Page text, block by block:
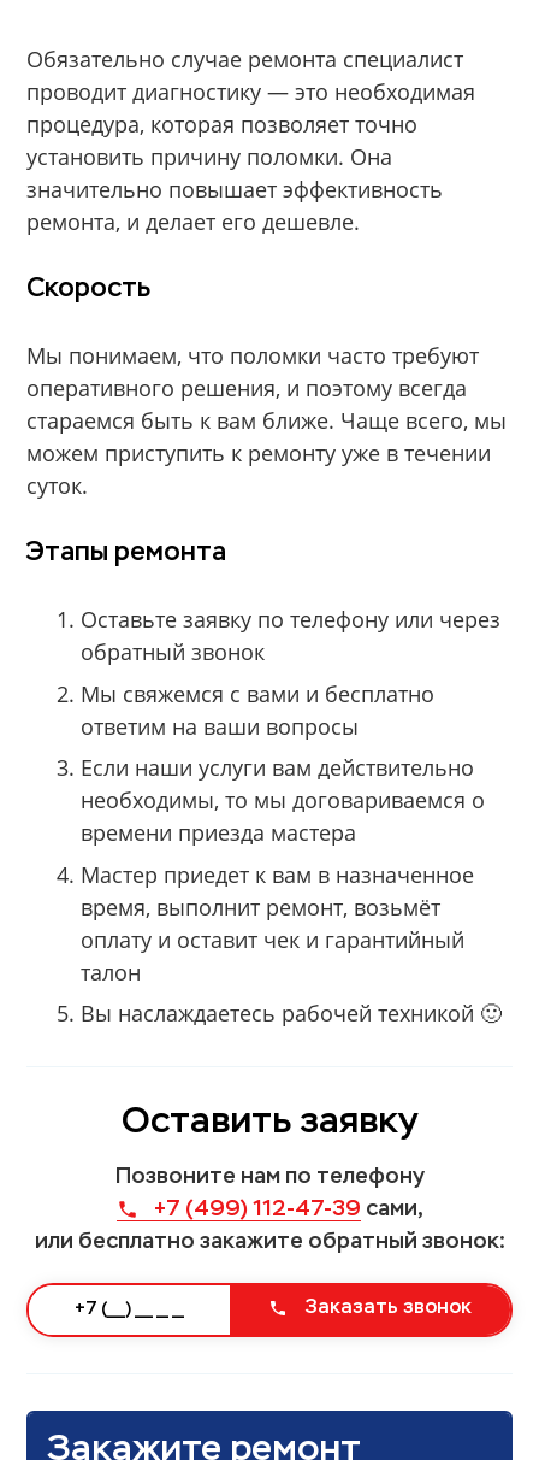
Обязательно случае ремонта специалист
проводит диагностику — это необходимая
процедура, которая позволяет точно
установить причину поломки. Она
значительно повышает эффективность
ремонта, и делает его дешевле.
Скорость
Мы понимаем, что поломки часто требуют
оперативного решения, и поэтому всегда
стараемся быть к вам ближе. Чаще всего, мы
можем приступить к ремонту уже в течении
суток.
Этапы ремонта
Оставьте заявку по телефону или через
обратный звонок
Мы свяжемся с вами и бесплатно
ответим на ваши вопросы
Если наши услуги вам действительно
необходимы, то мы договариваемся о
времени приезда мастера
Мастер приедет к вам в назначенное
время, выполнит ремонт, возьмёт
оплату и оставит чек и гарантийный
талон
Вы наслаждаетесь рабочей техникой 🙂
Оставить заявку
Позвоните нам по телефону
+7 (499) 112-47-39 сами,
или бесплатно закажите обратный звонок:
Заказать звонок
Закажите ремонт